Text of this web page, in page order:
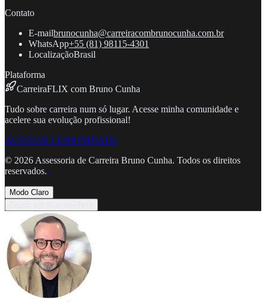
Contato
E-mailbrunocunha@carreiracombrunocunha.com.br
WhatsApp+55 (81) 98115-4301
LocalizaçãoBrasil
Plataforma
CarreiraFLIX com Bruno Cunha
Tudo sobre carreira num só lugar. Acesse minha comunidade e
acelere sua evolução profissional!
ACESSAR COMUNIDADE
© 2026 Assessoria de Carreira Bruno Cunha. Todos os direitos
reservados..
Modo Claro